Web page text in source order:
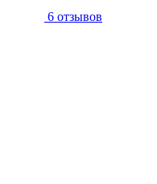
6 отзывов